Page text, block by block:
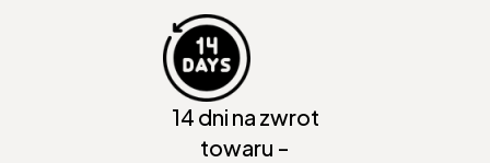
14 dni na zwrot
towaru -